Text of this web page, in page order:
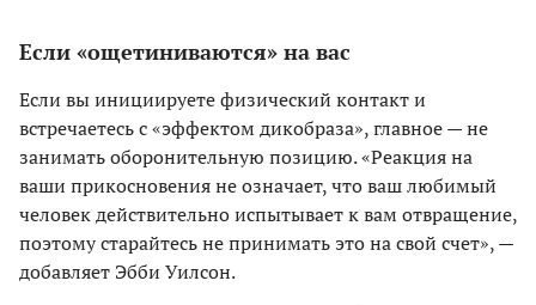
Если «ощетиниваются» на вас
Если вы инициируете физический контакт и
встречаетесь с «эффектом дикобраза», главное — не
занимать оборонительную позицию. «Реакция на
ваши прикосновения не означает, что ваш любимый
человек действительно испытывает к вам отвращение,
поэтому старайтесь не принимать это на свой счет», —
добавляет Эбби Уилсон.